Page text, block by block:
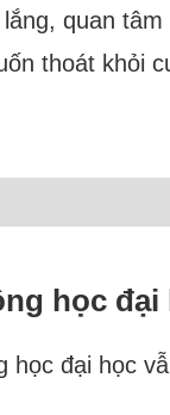
quan
thoát khỏi
học
học đại học